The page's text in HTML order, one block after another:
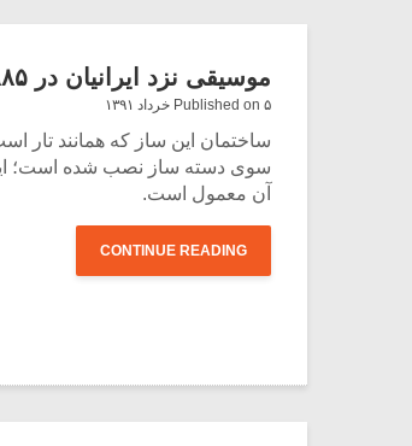
موسیقی نزد ایرانیان در ۱۸۸۵ میلادی (۹)
Published on ۵ خرداد ۱۳۹۱
ساختمان این ساز که همانند
سوی دسته ساز نصب شده است؛ این
آن معمول است.
CONTINUE READING